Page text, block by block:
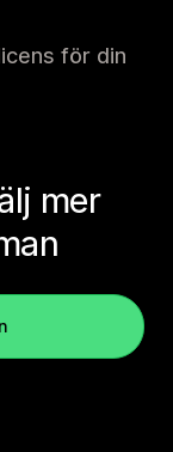
för din
mer